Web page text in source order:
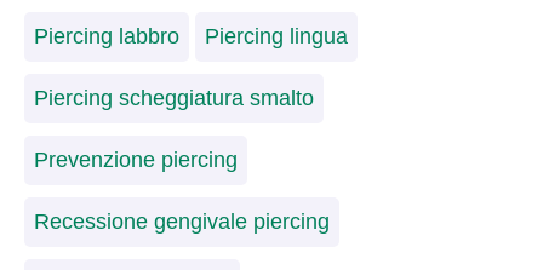
Piercing labbro Piercing lingua
Piercing scheggiatura smalto
Prevenzione piercing
Recessione gengivale piercing